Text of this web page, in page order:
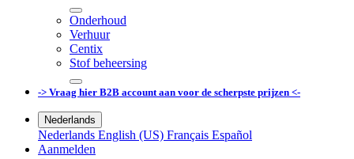
Onderhoud
Verhuur
Centix
Stof beheersing
-> Vraag hier B2B account aan voor de scherpste prijzen <-
Nederlands
Nederlands English (US) Français Español
Aanmelden